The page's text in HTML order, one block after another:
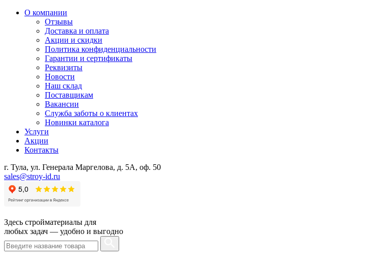
О компании
Отзывы
Доставка и оплата
Акции и скидки
Политика конфиденциальности
Гарантии и сертификаты
Реквизиты
Новости
Наш склад
Поставщикам
Вакансии
Служба заботы о клиентах
Новинки каталога
Услуги
Акции
Контакты
г. Тула, ул. Генерала Маргелова, д. 5А, оф. 50
sales@stroy-id.ru
Здесь стройматериалы для
любых задач — удобно и выгодно